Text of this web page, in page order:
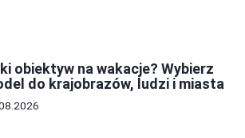
obiektyw na wakacje? Wybierz
do krajobrazów, ludzi i miasta